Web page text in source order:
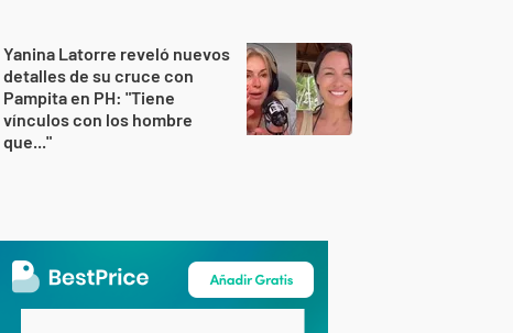
Yanina Latorre reveló nuevos
detalles de su cruce con
Pampita en PH: "Tiene
vínculos con los hombre
que..."